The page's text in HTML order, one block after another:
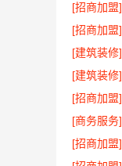
[招商加盟]
[招商加盟]
[建筑装修]
[建筑装修]
[招商加盟]
[商务服务]
[招商加盟]